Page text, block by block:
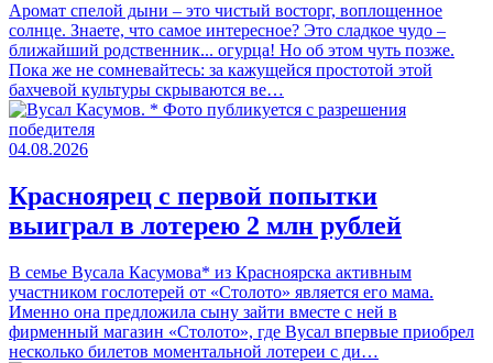
Аромат спелой дыни – это чистый восторг, воплощенное
солнце. Знаете, что самое интересное? Это сладкое чудо –
ближайший родственник... огурца! Но об этом чуть позже.
Пока же не сомневайтесь: за кажущейся простотой этой
бахчевой культуры скрываются ве…
04.08.2026
Красноярец с первой попытки
выиграл в лотерею 2 млн рублей
В семье Вусала Касумова* из Красноярска активным
участником гослотерей от «Столото» является его мама.
Именно она предложила сыну зайти вместе с ней в
фирменный магазин «Столото», где Вусал впервые приобрел
несколько билетов моментальной лотереи с ди…